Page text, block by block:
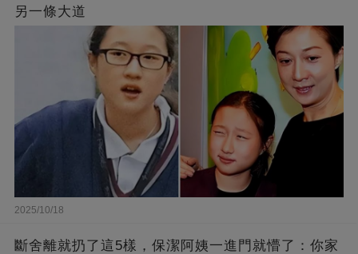
另一條大道
2025/10/18
斷舍離就扔了這5樣，保潔阿姨一進門就懵了：你家